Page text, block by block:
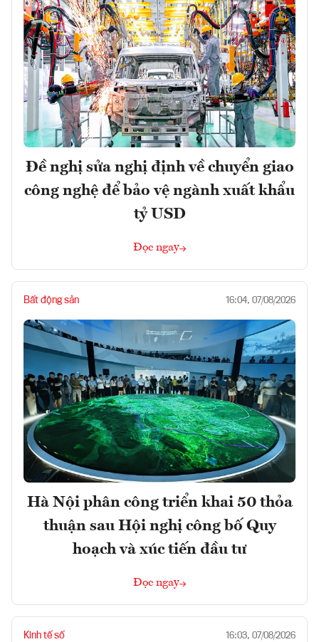
Đề nghị sửa nghị định về chuyển giao
công nghệ để bảo vệ ngành xuất khẩu
tỷ USD
Đọc ngay
Bất động sản 16:04, 07/08/2026
Hà Nội phân công triển khai 50 thỏa
thuận sau Hội nghị công bố Quy
hoạch và xúc tiến đầu tư
Đọc ngay
Kinh tế số 16:03, 07/08/2026